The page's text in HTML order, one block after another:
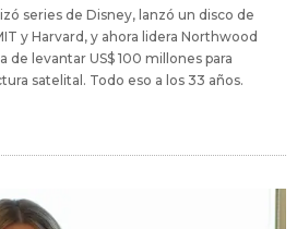
series de Disney, lanzó un disco de
y Harvard, y ahora lidera Northwood
de levantar US$ 100 millones para
satelital. Todo eso a los 33 años.